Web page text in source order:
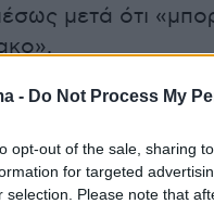
- Do Not Process My
opt-out of the sale, sharing
for targeted
selection. Please note that
μετά ότι
itself is going
it might happen